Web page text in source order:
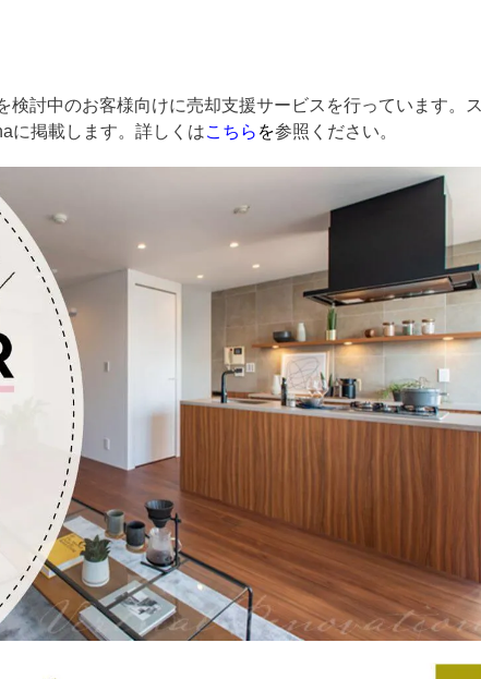
検討中のお客様向けに売却支援サービスを行っています。ス
に掲載します。詳しくはこちら を参照ください。